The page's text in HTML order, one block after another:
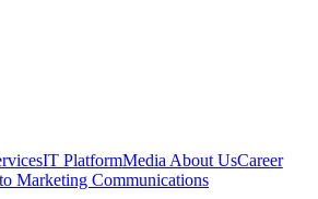
IT PlatformMedia About UsCareer
Marketing Communications